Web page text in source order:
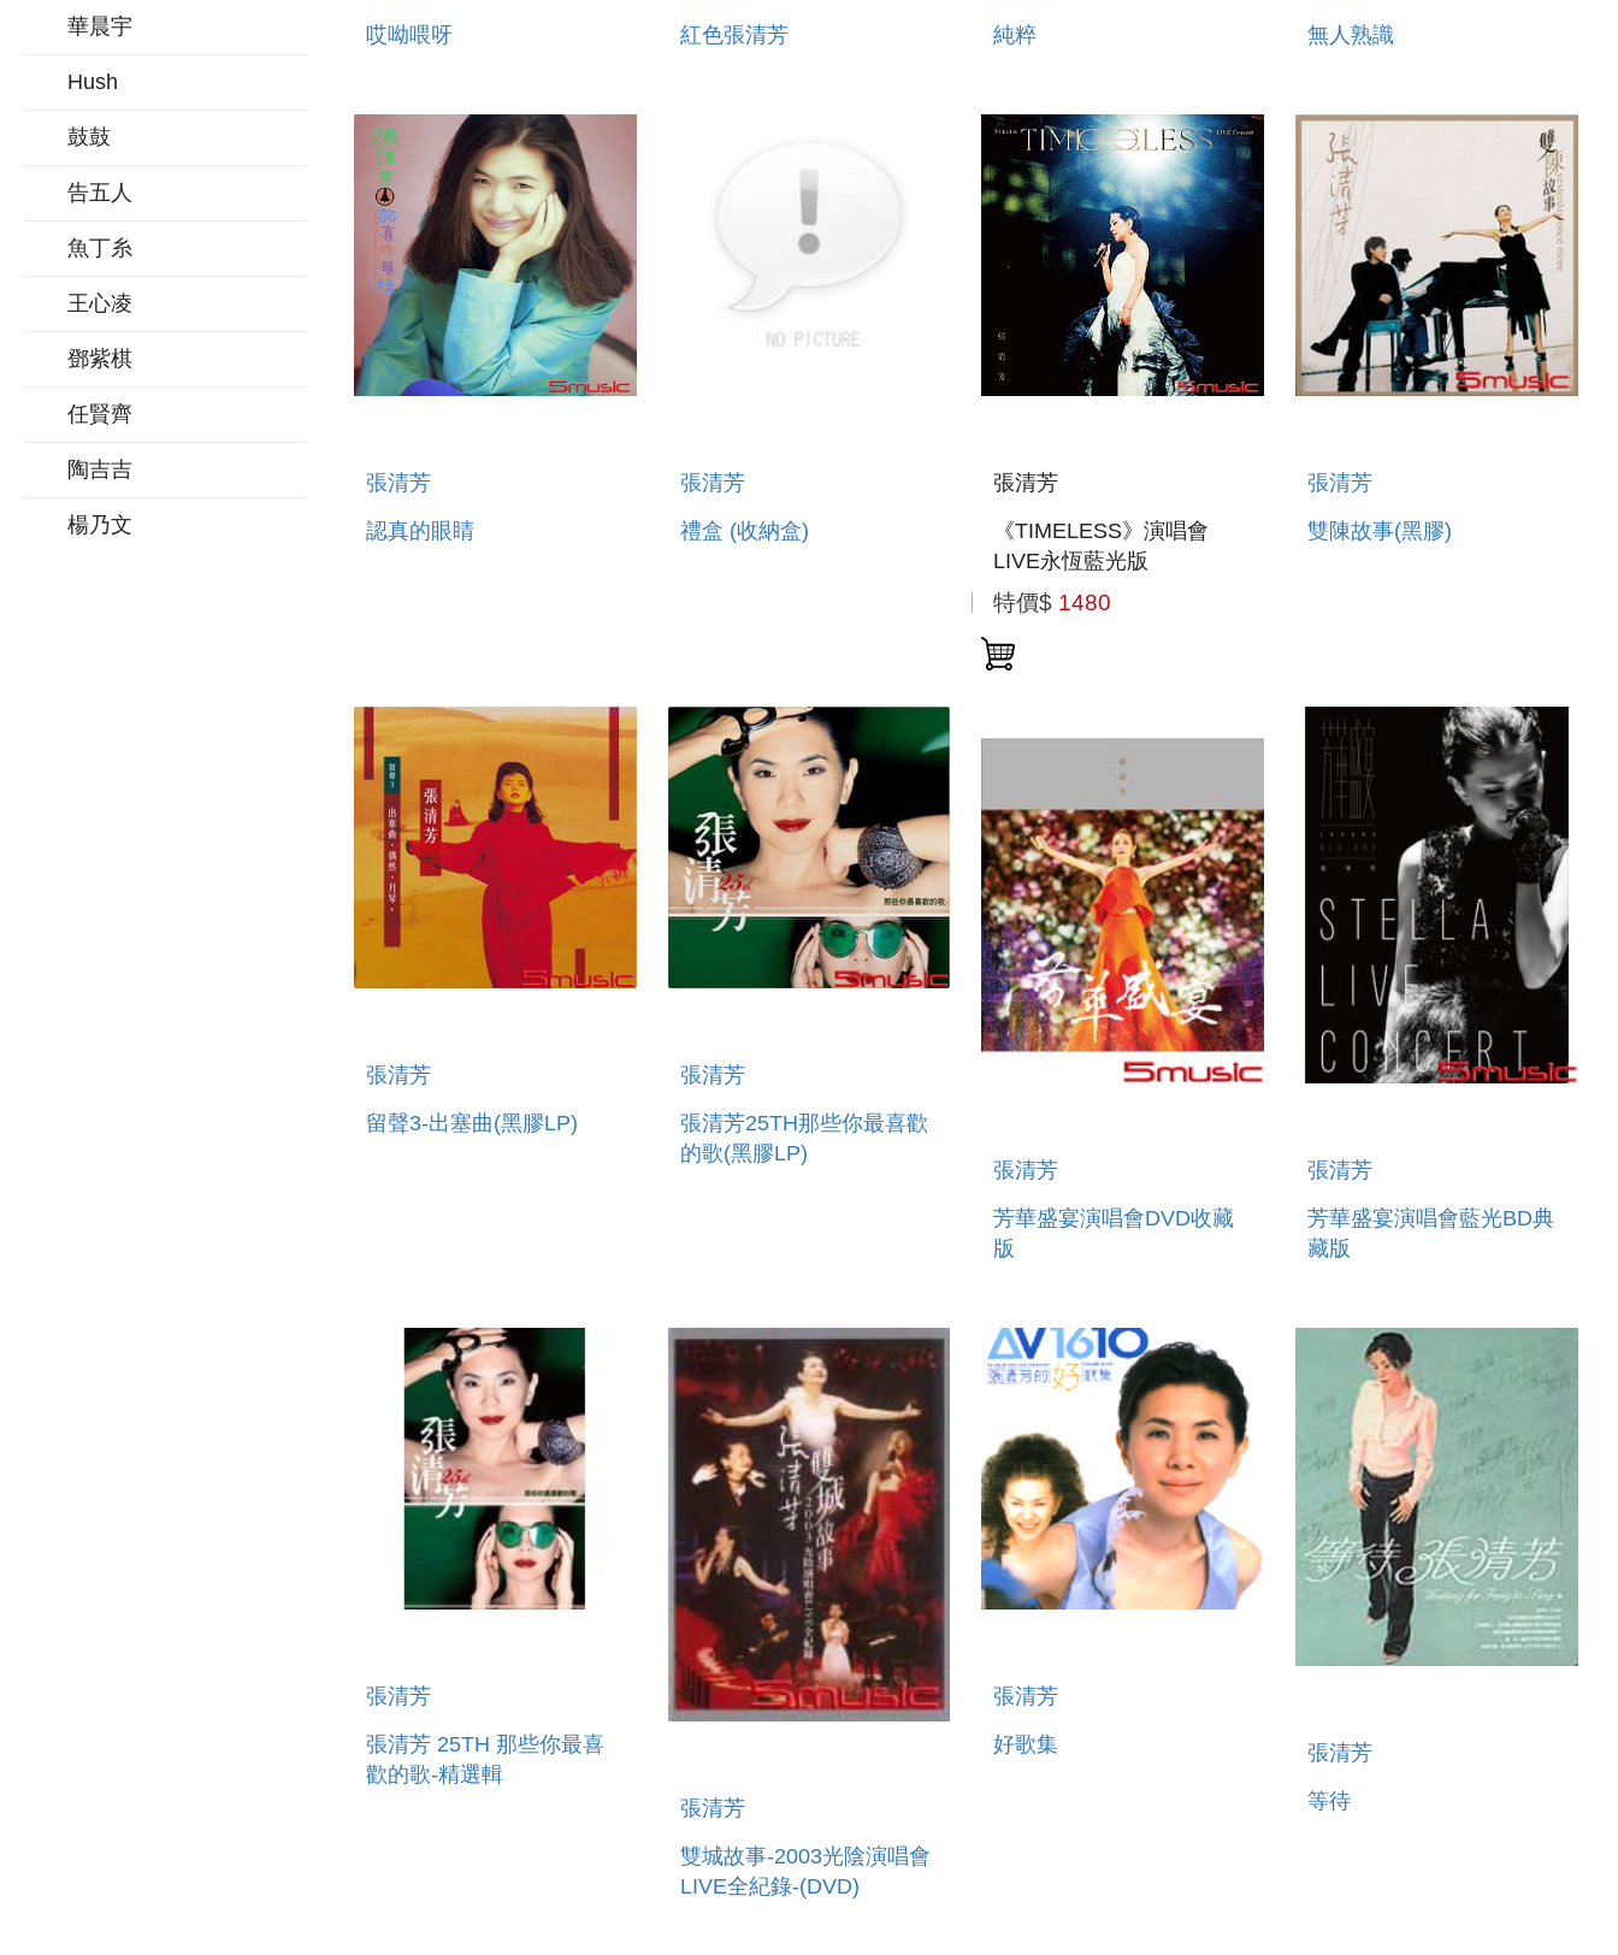
華晨宇
Hush
鼓鼓
告五人
魚丁糸
王心凌
鄧紫棋
任賢齊
陶吉吉
楊乃文
哎呦喂呀
紅色張清芳
純粹
無人熟識
張清芳
認真的眼睛
張清芳
禮盒 (收納盒)
張清芳
《TIMELESS》演唱會
LIVE永恆藍光版
特價$ 1480
張清芳
雙陳故事(黑膠)
張清芳
留聲3-出塞曲(黑膠LP)
張清芳
張清芳25TH那些你最喜歡
的歌(黑膠LP)
張清芳
芳華盛宴演唱會DVD收藏
版
張清芳
芳華盛宴演唱會藍光BD典
藏版
張清芳
張清芳 25TH 那些你最喜
歡的歌-精選輯
張清芳
雙城故事-2003光陰演唱會
LIVE全紀錄-(DVD)
張清芳
好歌集
張清芳
等待